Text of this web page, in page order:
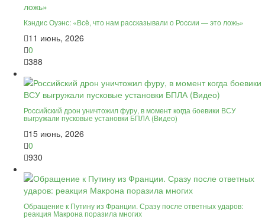
Кэндис Оуэнс: «Всё, что нам рассказывали о России — это ложь»
11 июнь, 2026
0
388
Российский дрон уничтожил фуру, в момент когда боевики ВСУ
выгружали пусковые установки БПЛА (Видео)
15 июнь, 2026
0
930
Обращение к Путину из Франции. Сразу после ответных ударов:
реакция Макрона поразила многих